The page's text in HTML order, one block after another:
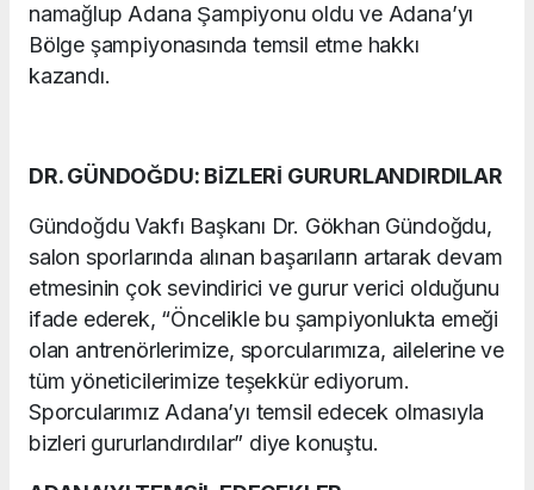
namağlup Adana Şampiyonu oldu ve Adana’yı
Bölge şampiyonasında temsil etme hakkı
kazandı.
DR. GÜNDOĞDU: BİZLERİ GURURLANDIRDILAR
Gündoğdu Vakfı Başkanı Dr. Gökhan Gündoğdu,
salon sporlarında alınan başarıların artarak devam
etmesinin çok sevindirici ve gurur verici olduğunu
ifade ederek, “Öncelikle bu şampiyonlukta emeği
olan antrenörlerimize, sporcularımıza, ailelerine ve
tüm yöneticilerimize teşekkür ediyorum.
Sporcularımız Adana’yı temsil edecek olmasıyla
bizleri gururlandırdılar” diye konuştu.